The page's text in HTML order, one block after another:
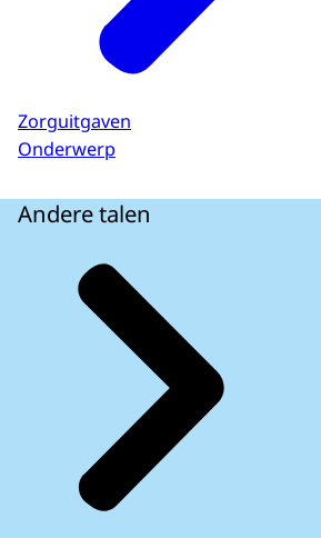
Zorguitgaven
Onderwerp
Andere talen